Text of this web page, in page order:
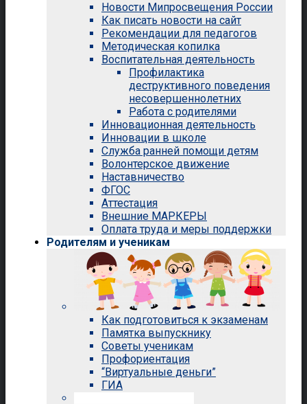
Новости Мипросвещения России
Как писать новости на сайт
Рекомендации для педагогов
Методическая копилка
Воспитательная деятельность
Профилактика
деструктивного поведения
несовершеннолетних
Работа с родителями
Инновационная деятельность
Инновации в школе
Служба ранней помощи детям
Волонтерское движение
Наставничество
ФГОС
Аттестация
Внешние МАРКЕРЫ
Оплата труда и меры поддержки
Родителям и ученикам
Как подготовиться к экзаменам
Памятка выпускнику
Советы ученикам
Профориентация
“Виртуальные деньги”
ГИА